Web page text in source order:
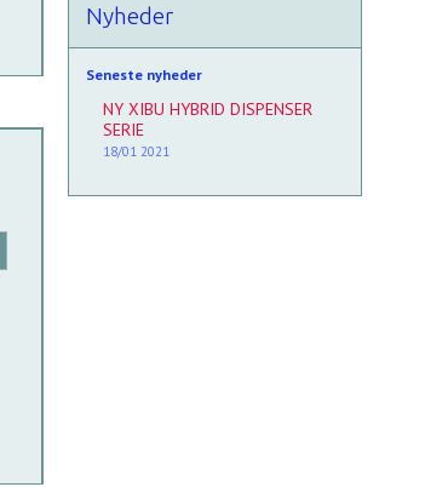
Nyheder
Seneste nyheder
NY XIBU HYBRID DISPENSER
SERIE
18/01 2021